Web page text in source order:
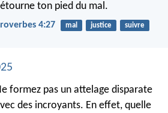
ton pied du mal.
4:27 mal justice suivre
formez pas un attelage disparate
des incroyants. En effet, quelle